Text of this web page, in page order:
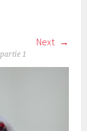
Next
1